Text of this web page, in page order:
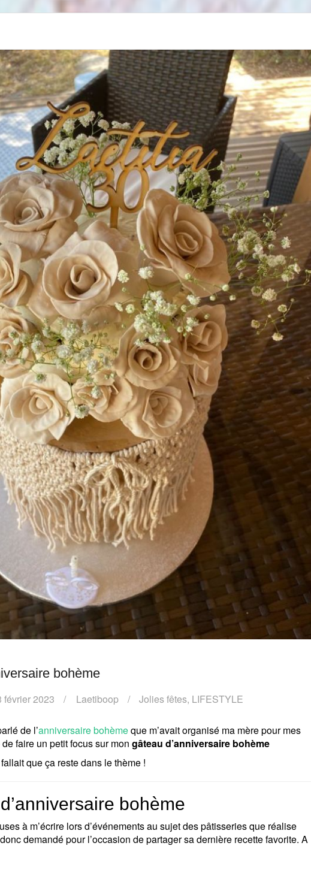
bohème
février 2023 Laetiboop Jolies fêtes, LIFESTYLE
de l’anniversaire bohèmeque m’avait organisé ma mère pour mes
de faire un petit focus sur mon gâteau d’anniversaire bohème
que ça reste dans le thème !
bohème
à m’écrire lors d’événements au sujet des pâtisseries que réalise
demandé pour l’occasion de partager sa dernière recette favorite. A